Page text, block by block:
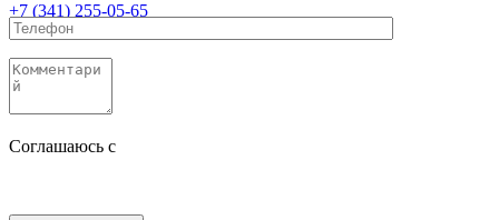
+7 (341) 255-05-65
Соглашаюсь с